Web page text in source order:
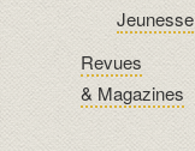
Jeunesse
Revues
& Magazines